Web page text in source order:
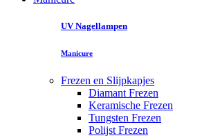
UV Nagellampen
Manicure
Frezen en Slijpkapjes
Diamant Frezen
Keramische Frezen
Tungsten Frezen
Polijst Frezen